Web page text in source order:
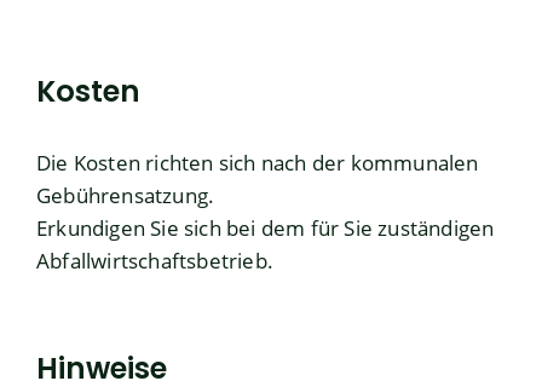
Kosten
Die Kosten richten sich nach der kommunalen
Gebührensatzung.
Erkundigen Sie sich bei dem für Sie zuständigen
Abfallwirtschaftsbetrieb.
Hinweise